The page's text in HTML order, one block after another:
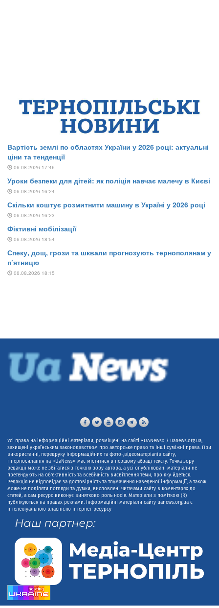
Усі права на інформаційні матеріали, розміщені на сайті «UANews» / uanews.org.ua,
захищені українським законодавством про авторське право та інші суміжні права. При
використанні, передруку інформаційних та фото-,відеоматеріалів сайту,
гіперпосилання на «UaNews» має міститися в першому абзаці тексту. Точка зору
редакції може не збігатися з точкою зору автора, а усі опубліковані матеріали не
претендують на об'єктивність та всебічність висвітлення теми, про яку йдеться.
Редакція не відповідає за достовірність та тлумачення наведеної інформації, а також
може не поділяти погляди та думки, висловлені читачами сайту в коментарях до
статей, а сам ресурс виконує винятково роль носія. Матеріали з поміткою (R)
публікуються на правах реклами. Інформаційні матеріали сайту uanews.org.ua є
інтелектуальною власністю інтернет-ресурсу